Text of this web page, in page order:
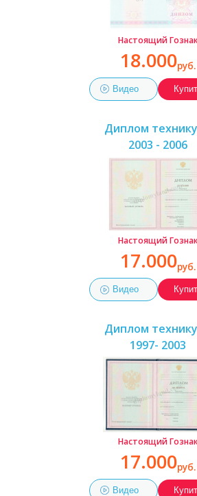
Настоящий
18.000руб.
Видео
Диплом
2003 - 2006
Настоящий
17.000руб.
Видео
Диплом
1997- 2003
Настоящий
17.000руб.
Видео